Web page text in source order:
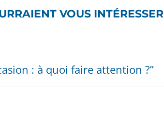
VOUS INTÉRESSER
: à quoi faire attention ?”